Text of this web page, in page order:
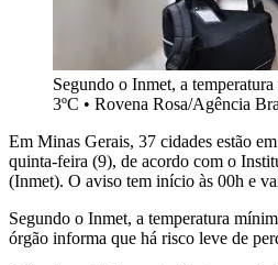
Segundo o Inmet, a
3ºC • Rovena Rosa/Agência
Em Minas Gerais, 37 cidades estão
quinta-feira (9), de acordo com o
(Inmet). O aviso tem início às 00h e
Segundo o Inmet, a temperatura
órgão informa que há risco leve de